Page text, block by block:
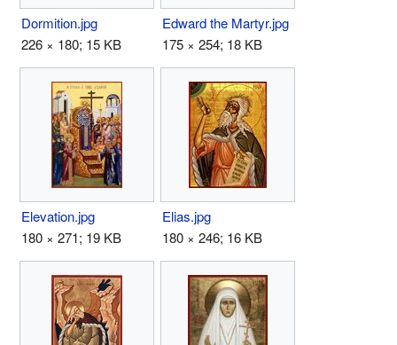
Dormition.jpg
226 × 180; 15 KB
Edward the Martyr.jpg
175 × 254; 18 KB
Elevation.jpg
180 × 271; 19 KB
Elias.jpg
180 × 246; 16 KB